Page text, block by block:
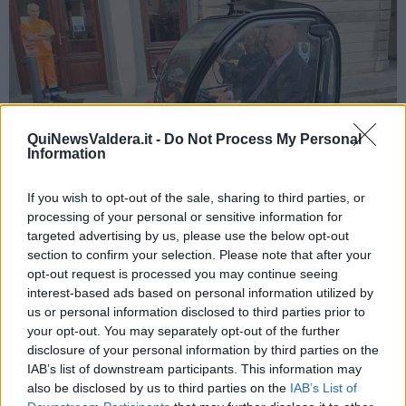
QuiNewsValdera.it - Do Not Process My Personal
Information
If you wish to opt-out of the sale, sharing to third parties, or
processing of your personal or sensitive information for
targeted advertising by us, please use the below opt-out
section to confirm your selection. Please note that after your
opt-out request is processed you may continue seeing
interest-based ads based on personal information utilized by
us or personal information disclosed to third parties prior to
your opt-out. You may separately opt-out of the further
disclosure of your personal information by third parties on the
IAB’s list of downstream participants. This information may
also be disclosed by us to third parties on the IAB’s List of
Macelloni su un Birò